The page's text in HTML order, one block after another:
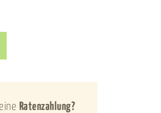
Ratenzahlung?